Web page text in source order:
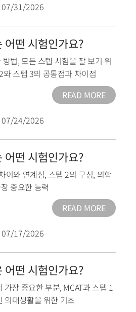
07/31/2026
떤 시험인가요?
방법, 모든 스텝 시험을 잘 보기 위
와 스텝 3의 공통점과 차이점
READ MORE
07/24/2026
떤 시험인가요?
이와 연계성, 스텝 2의 구성, 의학
중요한 능력
READ MORE
07/17/2026
떤 시험인가요?
가장 중요한 부분, MCAT과 스텝 1
의대생활을 위한 기초